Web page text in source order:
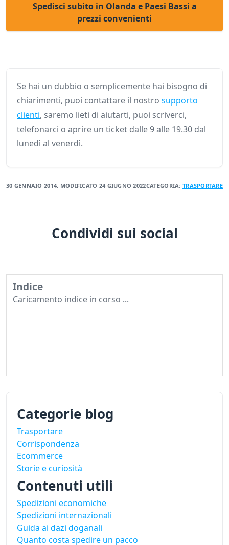
Spedisci subito in Olanda e Paesi Bassi a
prezzi convenienti
Se hai un dubbio o semplicemente hai bisogno di
chiarimenti, puoi contattare il nostro supporto
clienti, saremo lieti di aiutarti, puoi scriverci,
telefonarci o aprire un ticket dalle 9 alle 19.30 dal
lunedì al venerdì.
30 GENNAIO 2014, MODIFICATO 24 GIUGNO 2022CATEGORIA: TRASPORTARE
Condividi sui social
Indice
Caricamento indice in corso ...
Categorie blog
Trasportare
Corrispondenza
Ecommerce
Storie e curiosità
Contenuti utili
Spedizioni economiche
Spedizioni internazionali
Guida ai dazi doganali
Quanto costa spedire un pacco